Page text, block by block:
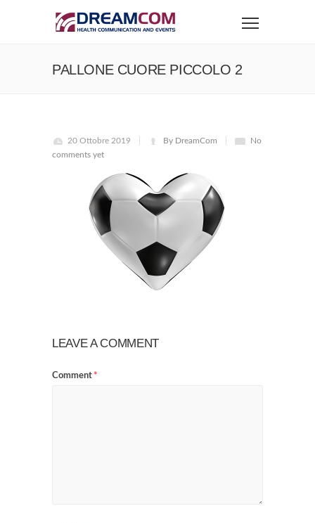
PALLONE CUORE PICCOLO 2
20 Ottobre 2019 By DreamCom
No
comments yet
LEAVE A COMMENT
Comment*